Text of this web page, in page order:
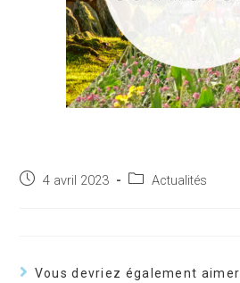
4 avril 2023 Actualités
Vous devriez également aimer